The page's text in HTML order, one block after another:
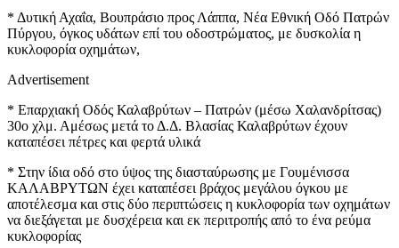
* Δυτική Αχαΐα, Βουπράσιο προς Λάππα, Νέα Εθνική Οδό Πατρών
Πύργου, όγκος υδάτων επί του οδοστρώματος, με δυσκολία η
κυκλοφορία οχημάτων,
Advertisement
* Επαρχιακή Οδός Καλαβρύτων – Πατρών (μέσω Χαλανδρίτσας)
30ο χλμ. Αμέσως μετά το Δ.Δ. Βλασίας Καλαβρύτων έχουν
καταπέσει πέτρες και φερτά υλικά
* Στην ίδια οδό στο ύψος της διασταύρωσης με Γουμένισσα
ΚΑΛΑΒΡΥΤΩΝ έχει καταπέσει βράχος μεγάλου όγκου με
αποτέλεσμα και στις δύο περιπτώσεις η κυκλοφορία των οχημάτων
να διεξάγεται με δυσχέρεια και εκ περιτροπής από το ένα ρεύμα
κυκλοφορίας